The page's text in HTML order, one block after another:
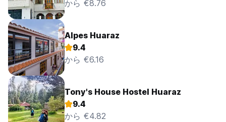
から €8.76
Alpes Huaraz
9.4
から €6.16
Tony's House Hostel Huaraz
9.4
から €4.82